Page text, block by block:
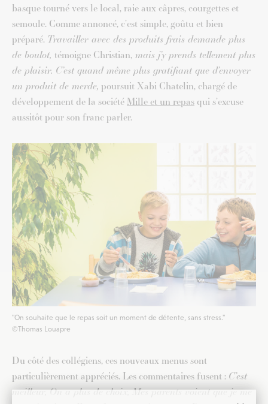
basque tourné vers le local, raie aux câpres, courgettes et
semoule. Comme annoncé, c’est simple, goûtu et bien
préparé. Travailler avec des produits frais demande plus
de boulot, témoigne Christian, mais j’y prends tellement plus
de plaisir. C’est quand même plus gratifiant que d’envoyer
un produit de merde, poursuit Xabi Chatelin, chargé de
développement de la société Mille et un repasqui s’excuse
aussitôt pour son franc parler.
"On souhaite que le repas soit un moment de détente, sans stress."
©Thomas Louapre
Du côté des collégiens, ces nouveaux menus sont
particulièrement appréciés. Les commentaires fusent : C’est
meilleur, On a plus de choix, Mes parents voient que je me